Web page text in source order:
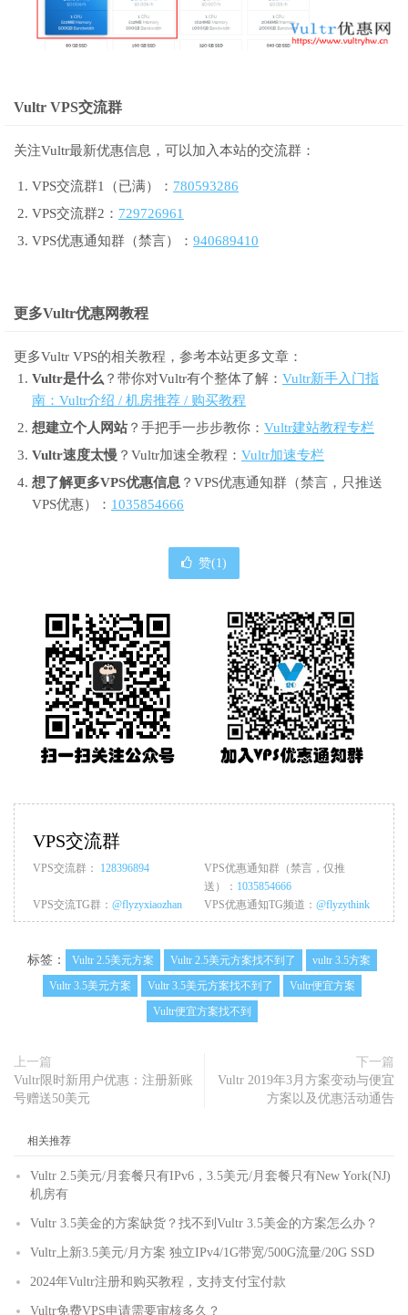
Vultr VPS交流群
关注Vultr最新优惠信息，可以加入本站的交流群：
VPS交流群1（已满）： 780593286
VPS交流群2： 729726961
VPS优惠通知群（禁言）： 940689410
更多Vultr优惠网教程
更多Vultr VPS的相关教程，参考本站更多文章：
Vultr是什么 ？带你对Vultr有个整体了解： Vultr新手入门指
南：Vultr介绍 / 机房推荐 / 购买教程
想建立个人网站？手把手一步步教你： Vultr建站教程专栏
Vultr速度太慢 ？Vultr加速全教程： Vultr加速专栏
想了解更多VPS优惠信息 ？VPS优惠通知群（禁言，只推送
VPS优惠）： 1035854666
赞(1 )
VPS交流群
VPS交流群： 128396894
VPS优惠通知群（禁言，仅推
送）： 1035854666
VPS交流TG群： @flyzyxiaozhan VPS优惠通知TG频道： @flyzythink
标签： Vultr 2.5美元方案 Vultr 2.5美元方案找不到了
vultr 3.5方案
Vultr 3.5美元方案
Vultr 3.5美元方案找不到了
Vultr便宜方案
Vultr便宜方案找不到
上一篇
Vultr限时新用户优惠：注册新账
号赠送50美元
下一篇
Vultr 2019年3月方案变动与便宜
方案以及优惠活动通告
相关推荐
Vultr 2.5美元/月套餐只有IPv6，3.5美元/月套餐只有New York(NJ)
机房有
Vultr 3.5美金的方案缺货？找不到Vultr 3.5美金的方案怎么办？
Vultr上新3.5美元/月方案 独立IPv4/1G带宽/500G流量/20G SSD
2024年Vultr注册和购买教程，支持支付宝付款
Vultr免费VPS申请需要审核多久？